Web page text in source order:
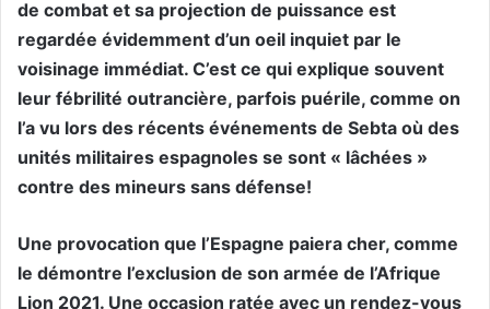
de combat et sa projection de puissance est
regardée évidemment d’un oeil inquiet par le
voisinage immédiat. C’est ce qui explique souvent
leur fébrilité outrancière, parfois puérile, comme on
l’a vu lors des récents événements de Sebta où des
unités militaires espagnoles se sont « lâchées »
contre des mineurs sans défense!
Une provocation que l’Espagne paiera cher, comme
le démontre l’exclusion de son armée de l’Afrique
Lion 2021. Une occasion ratée avec un rendez-vous